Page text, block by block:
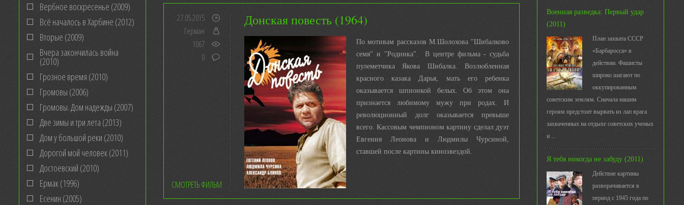
Вербное воскресенье (2009)
Всё началось в Харбине (2012)
Вторые (2009)
Вчера закончилась война
(2010)
Грозное время (2010)
Громовы (2006)
Громовы. Дом надежды (2007)
Две зимы и три лета (2013)
Дом у большой реки (2010)
Дорогой мой человек (2011)
Достоевский (2010)
Ермак (1996)
Есенин (2005)
Донская повесть (1964)
По мотивам рассказов М.Шолохова "Шибалково
семя" и "Родинка". В центре фильма - судьба
пулеметчика Якова Шибалка. Возлюбленная
красного казака Дарья, мать его ребенка
оказывается шпионкой белых. Об этом она
признается любимому мужу при родах. И
революционный долг оказывается превыше
всего. Кассовым чемпионом картину сделал дуэт
Евгения Леонова и Людмилы Чурсиной,
ставшей после картины кинозвездой.
27.05.2015
Герман
1067
0
СМОТРЕТЬ ФИЛЬМ
Военная разведка: Первый удар
(2011)
План захвата СССР
«Барбаросса» в
действии. Фашисты
широко шагают по
оккупированным
советским землям. Сначала нашим
героям предстоит вырвать из лап врага
захваченных на отдыхе советских ученых
и ...
Я тебя никогда не забуду (2011)
Действие картины
разворачивается в
период с 1945 года по